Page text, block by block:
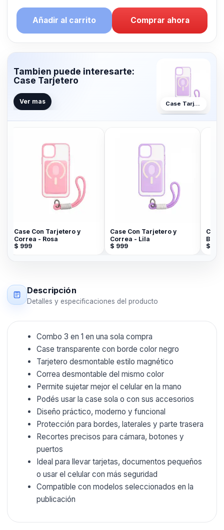
Añadir al carrito Comprar ahora
Tambien puede interesarte:
Case Tarjetero
Ver mas Case Tarjetero
Case Con Tarjetero y
Correa - Rosa
999
Case Con Tarjetero y
Correa - Lila
999
Case
Brillos
799
Descripción
Detalles y especificaciones del producto
Combo 3 en 1 en una sola compra
Case transparente con borde color negro
Tarjetero desmontable estilo magnético
Correa desmontable del mismo color
Permite sujetar mejor el celular en la mano
Podés usar la case sola o con sus accesorios
Diseño práctico, moderno y funcional
Protección para bordes, laterales y parte trasera
Recortes precisos para cámara, botones y
puertos
Ideal para llevar tarjetas, documentos pequeños
o usar el celular con más seguridad
Compatible con modelos seleccionados en la
publicación